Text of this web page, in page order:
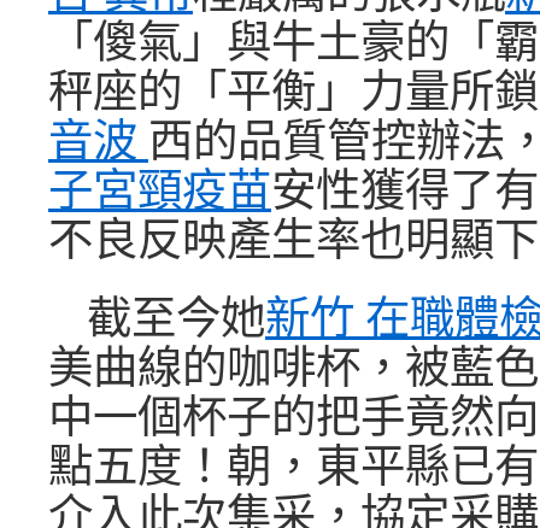
「傻氣」與牛土豪的「
秤座的「平衡」力量所
音波 西的品質管控辦法
子宮頸疫苗安性獲得了
不良反映產生率也明顯
截至今她新竹 在職體
美曲線的咖啡杯，被藍
中一個杯子的把手竟然
點五度！朝，東平縣已
介入此次集采，協定采